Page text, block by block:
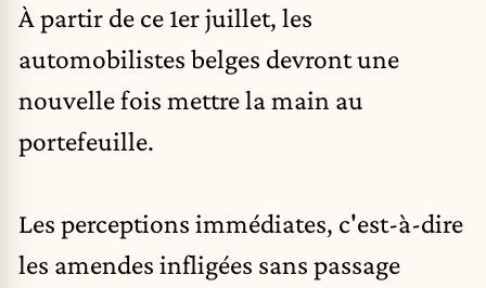
À partir de ce 1er juillet, les
automobilistes belges devront une
nouvelle fois mettre la main au
portefeuille.
Les perceptions immédiates, c'est-à-dire
les amendes infligées sans passage